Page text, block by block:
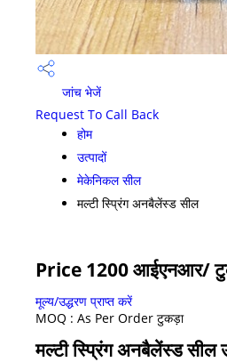
जांच भेजें
Request To Call Back
होम
उत्पादों
मेकेनिकल सील
मल्टी स्प्रिंग अनबैलेंस्ड सील
Price 1200 आईएनआर/
मूल्य/उद्धरण प्राप्त करें
MOQ : As Per Order टुकड़ा
मल्टी स्प्रिंग अनबैलेंस्ड सील